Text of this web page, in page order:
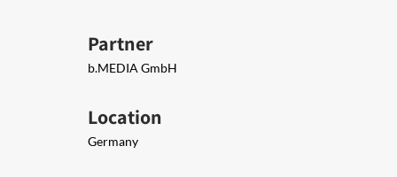
Partner
b.MEDIA GmbH
Location
Germany